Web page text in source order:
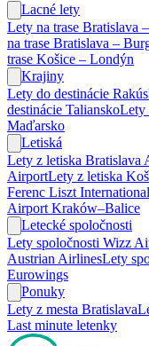
Lacné lety
Lety na trase Bratislava
na trase Bratislava –
trase Košice – Londýn
Krajiny
Lety do destinácie
destinácie TalianskoLety
Maďarsko
Letiská
Lety z letiska Bratislava
AirportLety z letiska
Ferenc Liszt International
Airport Kraków–Balice
Letecké spoločnosti
Lety spoločnosti Wizz
Austrian AirlinesLety
Eurowings
Ponuky
Lety z mesta Bratislava
Last minute letenky